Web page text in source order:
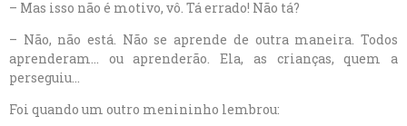
– Mas isso não é motivo, vô. Tá errado! Não tá?
– Não, não está. Não se aprende de outra maneira. Todos
aprenderam… ou aprenderão. Ela, as crianças, quem a
perseguiu…
Foi quando um outro menininho lembrou: